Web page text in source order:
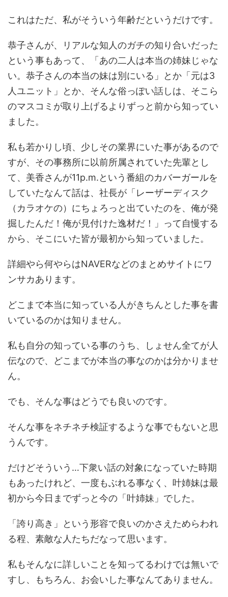
これはただ、私がそういう年齢だというだけです。
恭子さんが、リアルな知人のガチの知り合いだった
という事もあって、「あの二人は本当の姉妹じゃな
い。恭子さんの本当の妹は別にいる」とか「元は3
人ユニット」とか、そんな俗っぽい話しは、そこら
のマスコミが取り上げるよりずっと前から知ってい
ました。
私も若かりし頃、少しその業界にいた事があるので
すが、その事務所に以前所属されていた先輩とし
て、美香さんが11p.m.という番組のカバーガールを
していたなんて話は、社長が「レーザーディスク
（カラオケの）にちょろっと出ていたのを、俺が発
掘したんだ！俺が見付けた逸材だ！」って自慢する
から、そこにいた皆が最初から知っていました。
詳細やら何やらはNAVERなどのまとめサイトにワ
ンサカあります。
どこまで本当に知っている人がきちんとした事を書
いているのかは知りません。
私も自分の知っている事のうち、しょせん全てが人
伝なので、どこまでが本当の事なのかは分かりませ
ん。
でも、そんな事はどうでも良いのです。
そんな事をネチネチ検証するような事でもないと思
うんです。
だけどそういう…下衆い話の対象になっていた時期
もあったけれど、一度もぶれる事なく、叶姉妹は最
初から今日までずっと今の「叶姉妹」でした。
「誇り高き」という形容で良いのかさえためらわれ
る程、素敵な人たちだなって思います。
私もそんなに詳しいことを知ってるわけでは無いで
すし、もちろん、お会いした事なんてありません。